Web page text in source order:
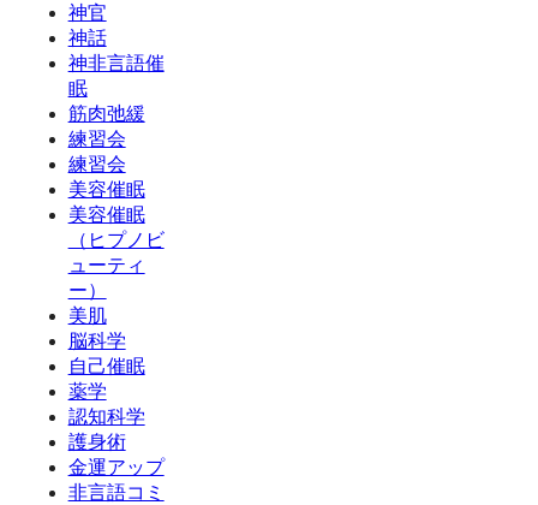
神官
神話
神非言語催
眠
筋肉弛緩
練習会
練習会
美容催眠
美容催眠
（ヒプノビ
ューティ
ー）
美肌
脳科学
自己催眠
薬学
認知科学
護身術
金運アップ
非言語コミ